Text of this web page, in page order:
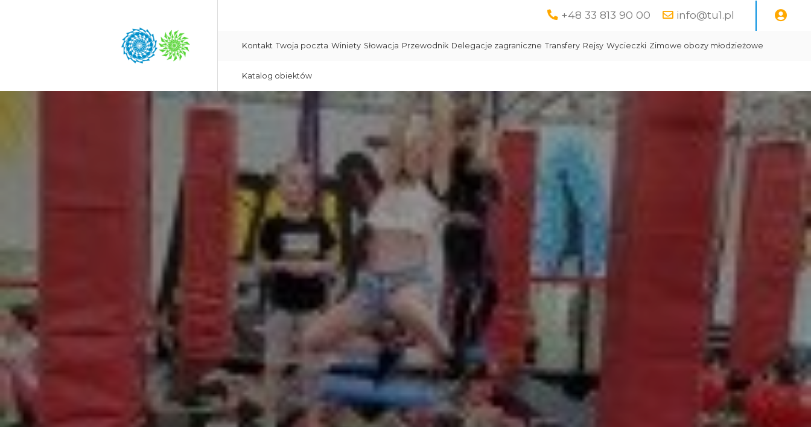
+48 33 813 90 00 info@tu1.pl
Kontakt Twoja poczta Winiety Słowacja Przewodnik Delegacje zagraniczne Transfery Rejsy Wycieczki Zimowe obozy młodzieżowe
Katalog obiektów